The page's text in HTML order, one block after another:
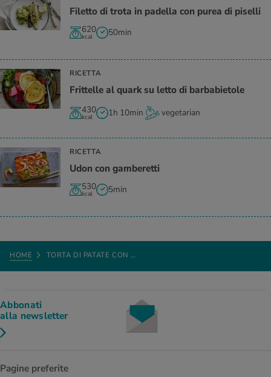
Filetto di trota in padella con purea di piselli
620
kcal 50min
RICETTA
Frittelle al quark su letto di barbabietole
430
kcal 1h 10min vegetarian
RICETTA
Udon con gamberetti
530
kcal 5min
HOME TORTA DI PATATE CON …
Abbonati
alla newsletter
Pagine preferite